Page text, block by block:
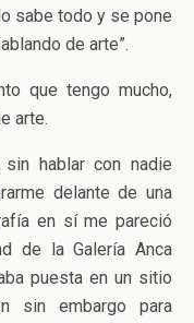
sabe todo y se pone
de arte”.
que tengo mucho,
arte.
sin hablar con nadie
delante de una
en sí me pareció
de la Galería Anca
puesta en un sitio
sin embargo para